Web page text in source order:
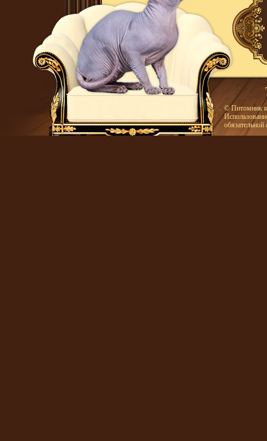
© Питомник
обязательной